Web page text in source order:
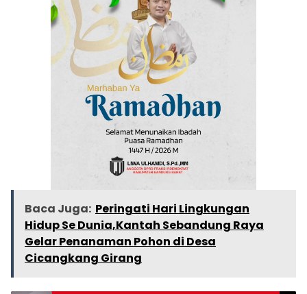
Baca Juga: Peringati Hari Lingkungan
Hidup Se Dunia,Kantah Sebandung Raya
Gelar Penanaman Pohon di Desa
Cicangkang Girang